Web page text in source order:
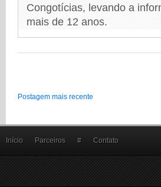
Congotícias, levando a
mais de 12 anos.
Postagem mais recente
Início Parceiros # Contato